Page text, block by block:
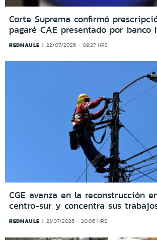
Corte Suprema confirmó
pagaré CAE presentado por banco
REDMAULE 22/07/2026 - 09:27 HRS
CGE avanza en la reconstrucción
centro-sur y concentra sus
REDMAULE 21/07/2026 - 20:06 HRS